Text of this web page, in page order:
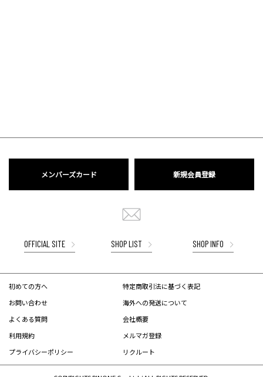
メンバーズカード 新規会員登録
OFFICIAL SITE SHOP LIST SHOP INFO
初めての方へ
お問い合わせ
よくある質問
利用規約
プライバシーポリシー
特定商取引法に基づく表記
海外への発送について
会社概要
メルマガ登録
リクルート